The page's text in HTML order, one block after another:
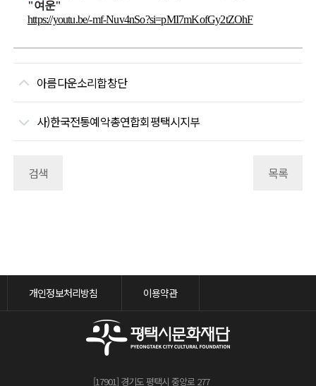
"여운"
https://youtu.be/-mf-Nuv4nSo?si=pMI7mKofGy2tZOhF
아름다운소리합창단
사)한국전통예악총연합회평택시지부
검색 목록
개인정보처리방침 이용약관
[17901] 경기도 평택시 중앙로 277